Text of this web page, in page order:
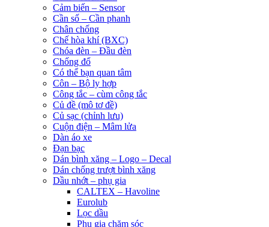
Cảm biến – Sensor
Cần số – Cần phanh
Chân chống
Chế hòa khí (BXC)
Chóa đèn – Đầu đèn
Chống đổ
Có thể bạn quan tâm
Côn – Bộ ly hợp
Công tắc – cùm công tắc
Củ đề (mô tơ đề)
Củ sạc (chỉnh lưu)
Cuộn điện – Mâm lửa
Dàn áo xe
Đạn bạc
Dán bình xăng – Logo – Decal
Dán chống trượt bình xăng
Dầu nhớt – phụ gia
CALTEX – Havoline
Eurolub
Lọc dầu
Phụ gia chăm sóc